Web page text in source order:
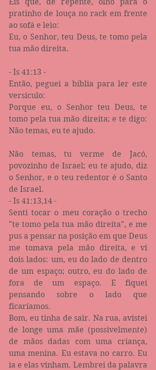
pratinho de louça no rack em frente
ao sofá e leio:
Eu, o Senhor, teu Deus, te tomo pela
tua mão direita.
- Is 41:13 -
Então, peguei a bíblia para ler este
versículo:
Porque eu, o Senhor teu Deus, te
tomo pela tua mão direita; e te digo:
Não temas, eu te ajudo.
Não temas, tu verme de Jacó,
povozinho de Israel; eu te ajudo, diz
o Senhor, e o teu redentor é o Santo
de Israel.
- Is 41:13,14 -
Senti tocar o meu coração o trecho
"te tomo pela tua mão direita", e me
pus a pensar na posição em que Deus
me tomava pela mão direita, e vi
dois lados: um, eu do lado de dentro
de um espaço; outro, eu do lado de
fora de um espaço. E fiquei
pensando sobre o lado que
ficaríamos.
Bom, eu tinha de sair. Na rua, avistei
de longe uma mãe (possivelmente)
de mãos dadas com uma criança,
uma menina. Eu estava no carro. Eu
ia e elas vinham. Lembrei da palavra